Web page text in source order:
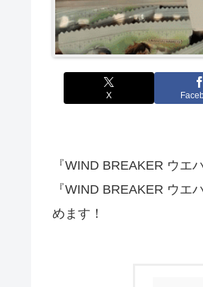
X
『WIND BREAKER ウ
『WIND BREAKER ウ
めます！